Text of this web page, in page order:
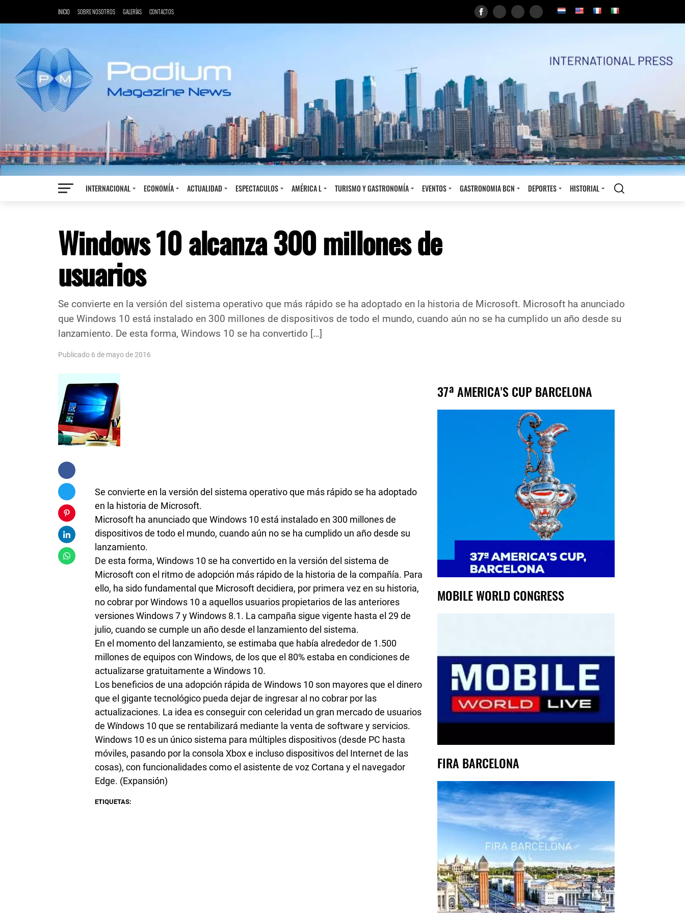
INICIO SOBRE NOSOTROS GALERÍAS CONTACTOS
INTERNACIONAL ECONOMÍA ACTUALIDAD ESPECTACULOS AMÉRICA L TURISMO Y GASTRONOMÍA EVENTOS GASTRONOMIA BCN DEPORTES HISTORIAL
Windows 10 alcanza 300 millones de
usuarios
Se convierte en la versión del sistema operativo que más rápido se ha adoptado en la historia de Microsoft. Microsoft ha anunciado
que Windows 10 está instalado en 300 millones de dispositivos de todo el mundo, cuando aún no se ha cumplido un año desde su
lanzamiento. De esta forma, Windows 10 se ha convertido […]
Publicado 6 de mayo de 2016
Se convierte en la versión del sistema operativo que más rápido se ha adoptado
en la historia de Microsoft.
Microsoft ha anunciado que Windows 10 está instalado en 300 millones de
dispositivos de todo el mundo, cuando aún no se ha cumplido un año desde su
lanzamiento.
De esta forma, Windows 10 se ha convertido en la versión del sistema de
Microsoft con el ritmo de adopción más rápido de la historia de la compañía. Para
ello, ha sido fundamental que Microsoft decidiera, por primera vez en su historia,
no cobrar por Windows 10 a aquellos usuarios propietarios de las anteriores
versiones Windows 7 y Windows 8.1. La campaña sigue vigente hasta el 29 de
julio, cuando se cumple un año desde el lanzamiento del sistema.
En el momento del lanzamiento, se estimaba que había alrededor de 1.500
millones de equipos con Windows, de los que el 80% estaba en condiciones de
actualizarse gratuitamente a Windows 10.
Los beneficios de una adopción rápida de Windows 10 son mayores que el dinero
que el gigante tecnológico pueda dejar de ingresar al no cobrar por las
actualizaciones. La idea es conseguir con celeridad un gran mercado de usuarios
de Wïndows 10 que se rentabilizará mediante la venta de software y servicios.
Windows 10 es un único sistema para múltiples dispositivos (desde PC hasta
móviles, pasando por la consola Xbox e incluso dispositivos del Internet de las
cosas), con funcionalidades como el asistente de voz Cortana y el navegador
Edge. (Expansión)
ETIQUETAS:
37ª AMERICA'S CUP BARCELONA
MOBILE WORLD CONGRESS
FIRA BARCELONA